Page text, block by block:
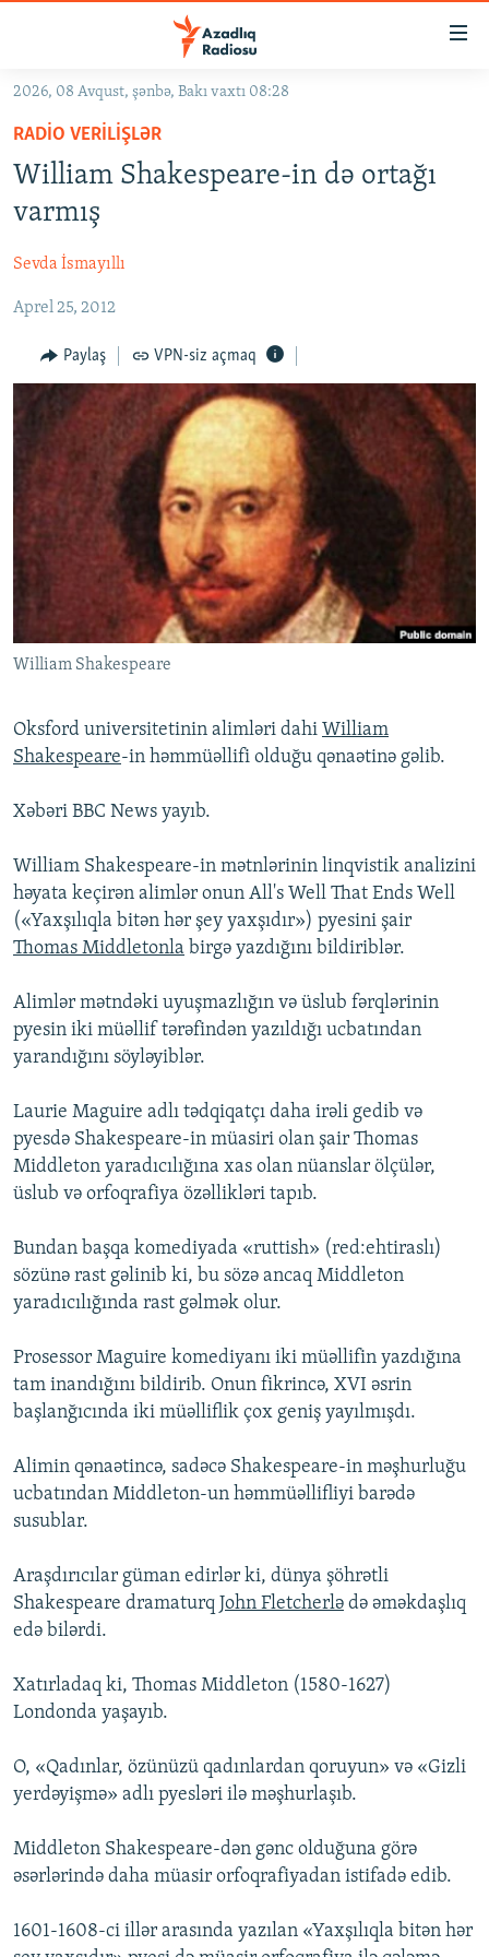
Əsas
qayıt
Əsas
qayıt
Axtarışa
GÜNDƏM
#İZAHLA
#ƏSLINDƏ
FƏRQƏ BAX
QANUNI DOĞRU
ARAŞDIRMA
MULTIMEDIA
FOTOQALEREYA
İNFOQRAFIKA
KARIKATURA
RADIO ARXIV
OXU ZALI
AZƏRBAYCAN ƏDƏBIYYATI KITABXANASI
İSLAM VƏ DEMOKRATIYA
İZ - MƏDƏNIYYƏT PROQRAMI
HAQQIMIZDA
MISSIYAMIZ
PEŞƏ ETIKASI VƏ JURNALISTIKA STANDARTLARIMIZ
MATERIALLARIMIZDAN ISTIFADƏ
AZADLIQRADIOSU MOBIL TELEFONUNUZDA
BIZIMLƏ ƏLAQƏ
BIZI IZLƏ
RFE/RL-in bütün saytları
2026, 08 Avqust, şənbə, Bakı vaxtı 08:28
RADIO VERILIŞLƏR
William Shakespeare-in də ortağı
varmış
Sevda İsmayıllı
Aprel 25, 2012
Paylaş VPN-siz açmaq
William Shakespeare
Oksford universitetinin alimləri dahi William
Shakespeare-in həmmüəllifi olduğu qənaətinə gəlib.
Xəbəri BBC News yayıb.
William Shakespeare-in mətnlərinin linqvistik analizini
həyata keçirən alimlər onun All's Well That Ends Well
(«Yaxşılıqla bitən hər şey yaxşıdır») pyesini şair
Thomas Middletonla birgə yazdığını bildiriblər.
Alimlər mətndəki uyuşmazlığın və üslub fərqlərinin
pyesin iki müəllif tərəfindən yazıldığı ucbatından
yarandığını söyləyiblər.
Laurie Maguire adlı tədqiqatçı daha irəli gedib və
pyesdə Shakespeare-in müasiri olan şair Thomas
Middleton yaradıcılığına xas olan nüanslar ölçülər,
üslub və orfoqrafiya özəllikləri tapıb.
Bundan başqa komediyada «ruttish» (red:ehtiraslı)
sözünə rast gəlinib ki, bu sözə ancaq Middleton
yaradıcılığında rast gəlmək olur.
Prosessor Maguire komediyanı iki müəllifin yazdığına
tam inandığını bildirib. Onun fikrincə, XVI əsrin
başlanğıcında iki müəlliflik çox geniş yayılmışdı.
Alimin qənaətincə, sadəcə Shakespeare-in məşhurluğu
ucbatından Middleton-un həmmüəllifliyi barədə
susublar.
Araşdırıcılar güman edirlər ki, dünya şöhrətli
Shakespeare dramaturq John Fletcherlə də əməkdaşlıq
edə bilərdi.
Xatırladaq ki, Thomas Middleton (1580-1627)
Londonda yaşayıb.
O, «Qadınlar, özünüzü qadınlardan qoruyun» və «Gizli
yerdəyişmə» adlı pyesləri ilə məşhurlaşıb.
Middleton Shakespeare-dən gənc olduğuna görə
əsərlərində daha müasir orfoqrafiyadan istifadə edib.
1601-1608-ci illər arasında yazılan «Yaxşılıqla bitən hər